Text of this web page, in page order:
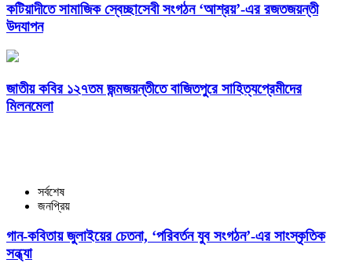
কটিয়াদীতে সামাজিক স্বেচ্ছাসেবী সংগঠন ‘আশ্রয়’-এর রজতজয়ন্তী
উদযাপন
জাতীয় কবির ১২৭তম জন্মজয়ন্তীতে বাজিতপুরে সাহিত্যপ্রেমীদের
মিলনমেলা
সর্বশেষ
জনপ্রিয়
গান-কবিতায় জুলাইয়ের চেতনা, ‘পরিবর্তন যুব সংগঠন’-এর সাংস্কৃতিক
সন্ধ্যা